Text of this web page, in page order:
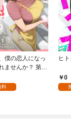
僕の恋人になっ
ませんか？ 第1
料
ヒ
0